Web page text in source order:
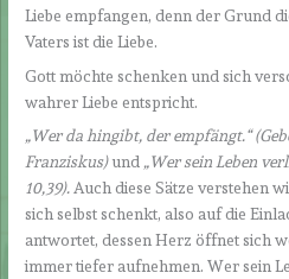
Liebe empfangen, denn der Grund
Vaters ist die Liebe.
Gott möchte schenken und sich
wahrer Liebe entspricht.
„Wer da hingibt, der empfängt.“
Franziskus)und„Wer sein Leben
10,39).Auch diese Sätze verstehen
sich selbst schenkt, also auf die
antwortet, dessen Herz öffnet sich
immer tiefer aufnehmen. Wer sein